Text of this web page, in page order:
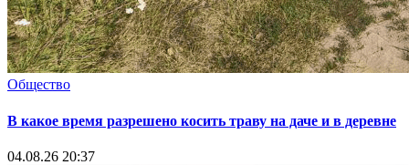
Общество
В какое время разрешено косить траву на даче и в деревне
04.08.26 20:37